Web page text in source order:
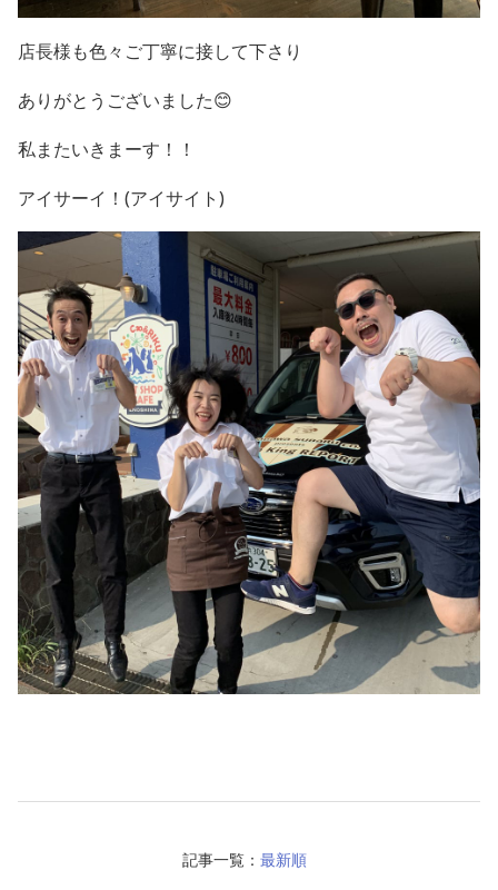
店長様も色々ご丁寧に接して下さり
ありがとうございました😊
私またいきまーす！！
アイサーイ！(アイサイト)
記事一覧： 最新順